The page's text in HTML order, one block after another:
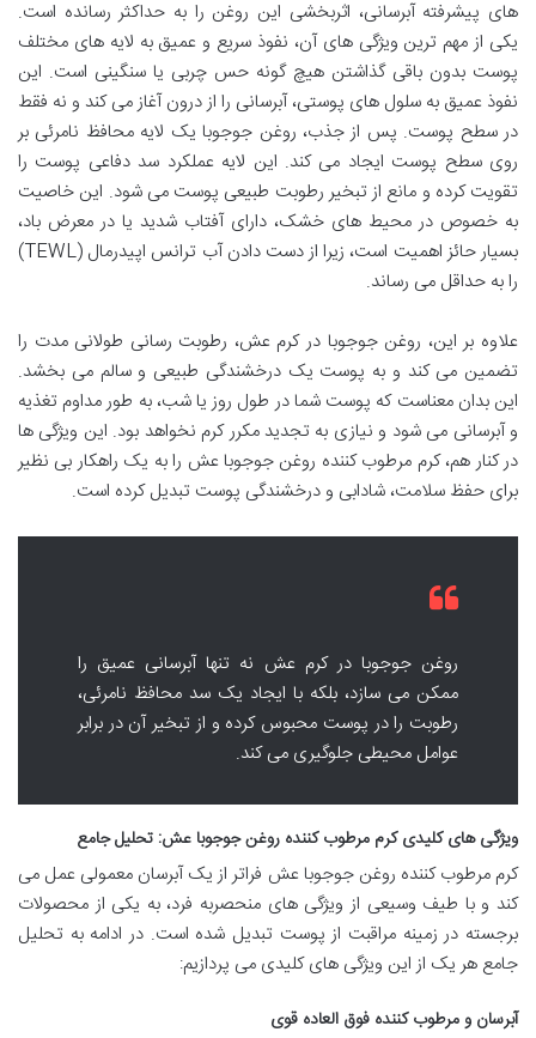
های پیشرفته آبرسانی، اثربخشی این روغن را به حداکثر رسانده است.
یکی از مهم ترین ویژگی های آن، نفوذ سریع و عمیق به لایه های مختلف
پوست بدون باقی گذاشتن هیچ گونه حس چربی یا سنگینی است. این
نفوذ عمیق به سلول های پوستی، آبرسانی را از درون آغاز می کند و نه فقط
در سطح پوست. پس از جذب، روغن جوجوبا یک لایه محافظ نامرئی بر
روی سطح پوست ایجاد می کند. این لایه عملکرد سد دفاعی پوست را
تقویت کرده و مانع از تبخیر رطوبت طبیعی پوست می شود. این خاصیت
به خصوص در محیط های خشک، دارای آفتاب شدید یا در معرض باد،
بسیار حائز اهمیت است، زیرا از دست دادن آب ترانس اپیدرمال (TEWL)
را به حداقل می رساند.
علاوه بر این، روغن جوجوبا در کرم عش، رطوبت رسانی طولانی مدت را
تضمین می کند و به پوست یک درخشندگی طبیعی و سالم می بخشد.
این بدان معناست که پوست شما در طول روز یا شب، به طور مداوم تغذیه
و آبرسانی می شود و نیازی به تجدید مکرر کرم نخواهد بود. این ویژگی ها
در کنار هم، کرم مرطوب کننده روغن جوجوبا عش را به یک راهکار بی نظیر
برای حفظ سلامت، شادابی و درخشندگی پوست تبدیل کرده است.
روغن جوجوبا در کرم عش نه تنها آبرسانی عمیق را
ممکن می سازد، بلکه با ایجاد یک سد محافظ نامرئی،
رطوبت را در پوست محبوس کرده و از تبخیر آن در برابر
عوامل محیطی جلوگیری می کند.
ویژگی های کلیدی کرم مرطوب کننده روغن جوجوبا عش: تحلیل جامع
کرم مرطوب کننده روغن جوجوبا عش فراتر از یک آبرسان معمولی عمل می
کند و با طیف وسیعی از ویژگی های منحصربه فرد، به یکی از محصولات
برجسته در زمینه مراقبت از پوست تبدیل شده است. در ادامه به تحلیل
جامع هر یک از این ویژگی های کلیدی می پردازیم:
آبرسان و مرطوب کننده فوق العاده قوی